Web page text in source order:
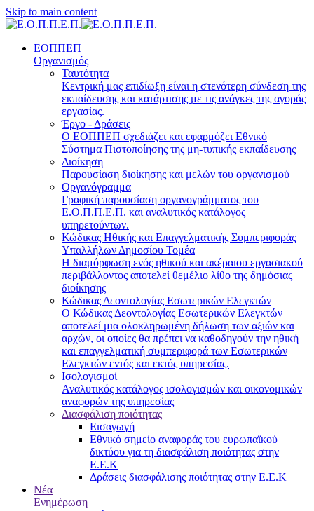
Skip to main content
ΕΟΠΠΕΠ
Οργανισμός
Ταυτότητα
Κεντρική μας επιδίωξη είναι η στενότερη σύνδεση της
εκπαίδευσης και κατάρτισης με τις ανάγκες της αγοράς
εργασίας.
Έργο - Δράσεις
Ο ΕΟΠΠΕΠ σχεδιάζει και εφαρμόζει Eθνικό
Σύστημα Πιστοποίησης της μη-τυπικής εκπαίδευσης
Διοίκηση
Παρουσίαση διοίκησης και μελών του οργανισμού
Οργανόγραμμα
Γραφική παρουσίαση οργανογράμματος του
Ε.Ο.Π.Π.Ε.Π. και αναλυτικός κατάλογος
υπηρετούντων.
Κώδικας Ηθικής και Επαγγελματικής Συμπεριφοράς
Υπαλλήλων Δημοσίου Τομέα
Η διαμόρφωση ενός ηθικού και ακέραιου εργασιακού
περιβάλλοντος αποτελεί θεμέλιο λίθο της δημόσιας
διοίκησης
Κώδικας Δεοντολογίας Εσωτερικών Ελεγκτών
Ο Κώδικας Δεοντολογίας Εσωτερικών Ελεγκτών
αποτελεί μια ολοκληρωμένη δήλωση των αξιών και
αρχών, οι οποίες θα πρέπει να καθοδηγούν την ηθική
και επαγγελματική συμπεριφορά των Εσωτερικών
Ελεγκτών εντός και εκτός υπηρεσίας.
Ισολογισμοί
Αναλυτικός κατάλογος ισολογισμών και οικονομικών
αναφορών της υπηρεσίας
Διασφάλιση ποιότητας
Εισαγωγή
Εθνικό σημείο αναφοράς του ευρωπαϊκού
δικτύου για τη διασφάλιση ποιότητας στην
Ε.Ε.Κ
Δράσεις διασφάλισης ποιότητας στην Ε.Ε.Κ
Νέα
Ενημέρωση